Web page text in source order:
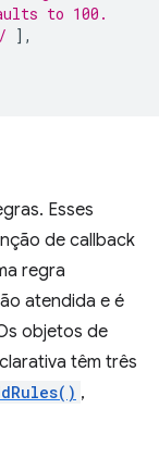
to 100.
],
Esses
de callback
regra
atendida e é
objetos de
têm três
,